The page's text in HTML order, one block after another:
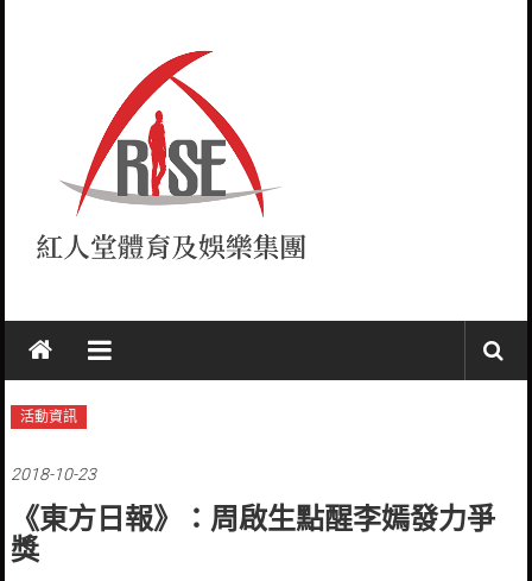
紅
人
堂
RISE
活動資訊
2018-10-23
《東方日報》：周啟生點醒李嫣發力爭
獎